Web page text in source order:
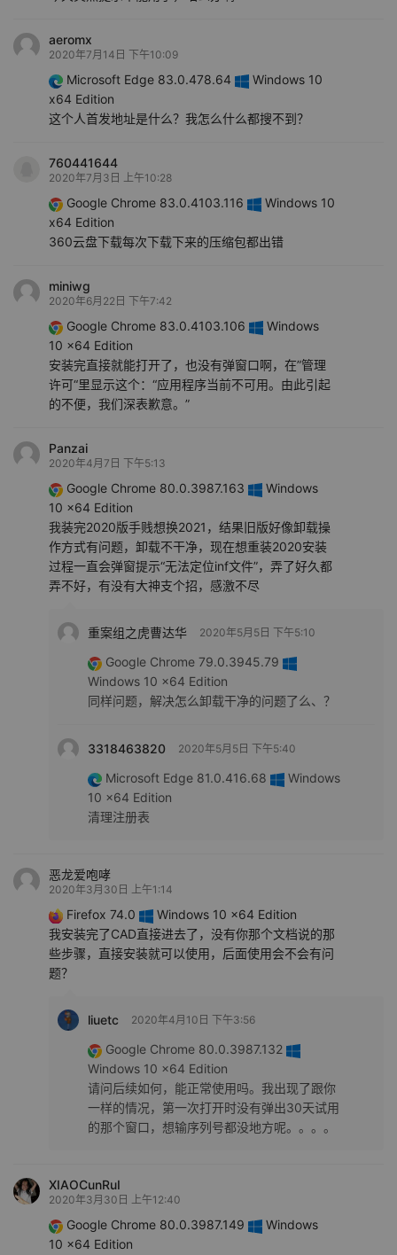
aeromx
2020年7月14日 下午10:09
Microsoft Edge 83.0.478.64
Windows 10
x64 Edition
这个人首发地址是什么？我怎么什么都搜不到？
760441644
2020年7月3日 上午10:28
Google Chrome 83.0.4103.116
Windows 10
x64 Edition
360云盘下载每次下载下来的压缩包都出错
miniwg
2020年6月22日 下午7:42
Google Chrome 83.0.4103.106
Windows
10 x64 Edition
安装完直接就能打开了，也没有弹窗口啊，在”管理
许可“里显示这个：“应用程序当前不可用。由此引起
的不便，我们深表歉意。”
Panzai
2020年4月7日 下午5:13
Google Chrome 80.0.3987.163
Windows
10 x64 Edition
我装完2020版手贱想换2021，结果旧版好像卸载操
作方式有问题，卸载不干净，现在想重装2020安装
过程一直会弹窗提示“无法定位inf文件”，弄了好久都
弄不好，有没有大神支个招，感激不尽
重案组之虎曹达华 2020年5月5日 下午5:10
Google Chrome 79.0.3945.79
Windows 10 x64 Edition
同样问题，解决怎么卸载干净的问题了么、？
3318463820 2020年5月5日 下午5:40
Microsoft Edge 81.0.416.68
Windows
10 x64 Edition
清理注册表
恶龙爱咆哮
2020年3月30日 上午1:14
Firefox 74.0
Windows 10 x64 Edition
我安装完了CAD直接进去了，没有你那个文档说的那
些步骤，直接安装就可以使用，后面使用会不会有问
题？
liuetc 2020年4月10日 下午3:56
Google Chrome 80.0.3987.132
Windows 10 x64 Edition
请问后续如何，能正常使用吗。我出现了跟你
一样的情况，第一次打开时没有弹出30天试用
的那个窗口，想输序列号都没地方呢。。。。
XIAOCunRuI
2020年3月30日 上午12:40
Google Chrome 80.0.3987.149
Windows
10 x64 Edition